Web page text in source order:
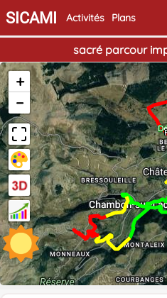
SICAMI Activités Plans
sacré parcour
+
−